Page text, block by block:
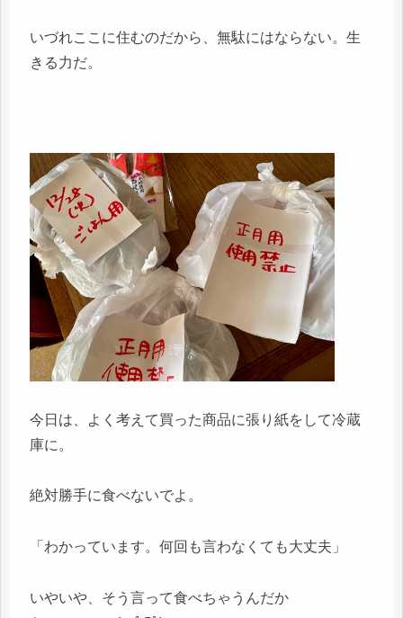
いづれここに住むのだから、無駄にはならない。生
きる力だ。
今日は、よく考えて買った商品に張り紙をして冷蔵
庫に。
絶対勝手に食べないでよ。
「わかっています。何回も言わなくても大丈夫」
いやいや、そう言って食べちゃうんだか